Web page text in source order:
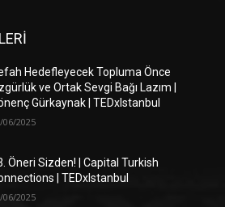
Hedefleyecek Topluma Önce
ve Ortak Sevgi Bağı Lazım |
Gürkaynak | TEDxIstanbul
06/2025
Öneri Sizden! | Capital Turkish
| TEDxIstanbul
06/2025